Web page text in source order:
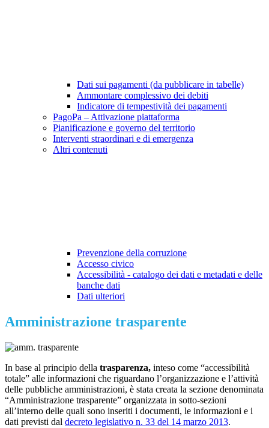
Dati sui pagamenti (da pubblicare in tabelle)
Ammontare complessivo dei debiti
Indicatore di tempestività dei pagamenti
PagoPa – Attivazione piattaforma
Pianificazione e governo del territorio
Interventi straordinari e di emergenza
Altri contenuti
Prevenzione della corruzione
Accesso civico
Accessibilità - catalogo dei dati e metadati e delle
banche dati
Dati ulteriori
Amministrazione trasparente
In base al principio della trasparenza, inteso come “accessibilità
totale” alle informazioni che riguardano l’organizzazione e l’attività
delle pubbliche amministrazioni, è stata creata la sezione denominata
“Amministrazione trasparente” organizzata in sotto-sezioni
all’interno delle quali sono inseriti i documenti, le informazioni e i
dati previsti dal decreto legislativo n. 33 del 14 marzo 2013.